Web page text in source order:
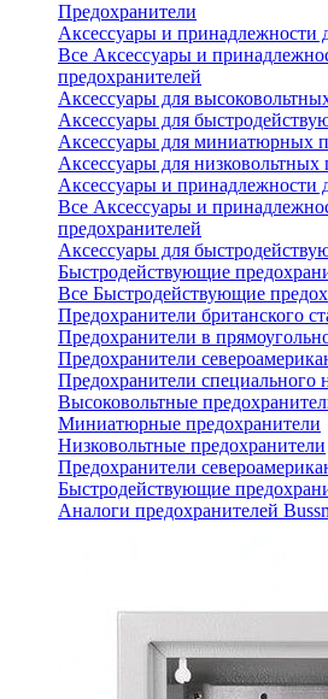
Предохранители
Аксессуары и принадлежности
Все Аксессуары и
предохранителей
Аксессуары для
Аксессуары для
Аксессуары для миниатюрных
Аксессуары для низковольтных
Аксессуары и принадлежности
Все Аксессуары и
предохранителей
Аксессуары для
Быстродействующие
Все Быстродействующие
Предохранители британского
Предохранители в
Предохранители
Предохранители специального
Высоковольтные
Миниатюрные предохранители
Низковольтные предохранители
Предохранители
Быстродействующие
Аналоги предохранителей